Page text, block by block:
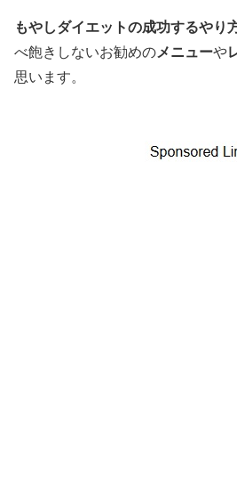
もやしダイエットの成功するやり
べ飽きしないお勧めのメニューや
思います。